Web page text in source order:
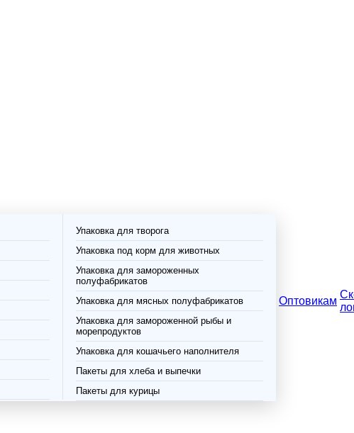
Упаковка для творога
Упаковка под корм для животных
Упаковка для замороженных
полуфабрикатов
Упаковка для мясных полуфабрикатов
Упаковка для замороженной рыбы и
морепродуктов
Упаковка для кошачьего наполнителя
Пакеты для хлеба и выпечки
Пакеты для курицы
Оптовикам